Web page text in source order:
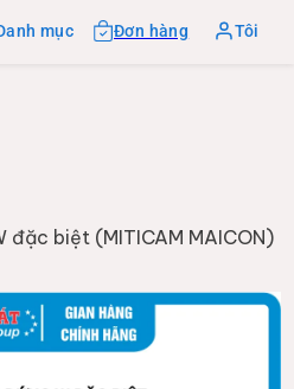
mục Đơn hàng Tôi
đặc biệt (MITICAM MAICON)